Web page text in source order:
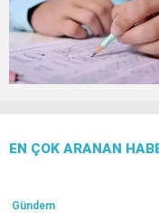
EN ÇOK ARANAN
Gündem